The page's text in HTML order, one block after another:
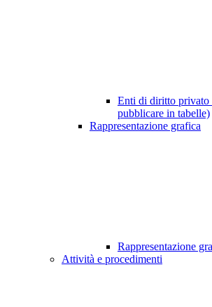
Enti di diritto privato
pubblicare in tabelle)
Rappresentazione grafica
Rappresentazione
Attività e procedimenti